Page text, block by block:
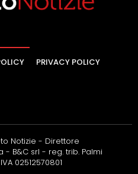
PRIVACY POLICY
Notizie - Direttore
- B&C srl - reg. trib. Palmi
02512570801